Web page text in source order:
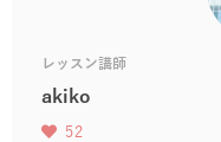
レッスン講師
akiko
52